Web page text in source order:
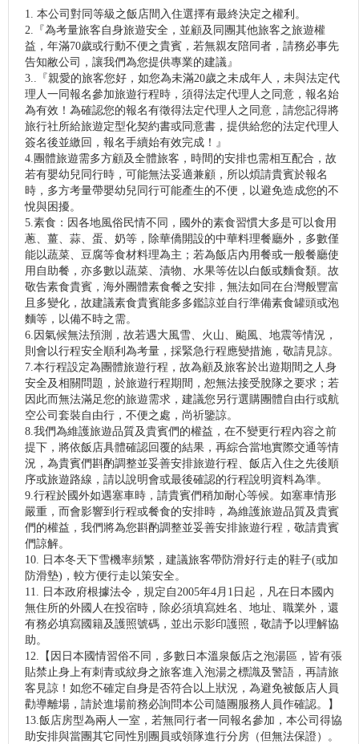
1. 本公司對同等級之飯店間入住選擇有最終決定之權利。
2.『為考量旅客自身旅遊安全，並顧及同團其他旅客之旅遊權
益，年滿70歲或行動不便之貴賓，若無親友陪同者，請務必事先
告知敝公司，讓我們為您提供專業的建議』
3..『親愛的旅客您好，如您為未滿20歲之未成年人，未與法定代
理人一同報名參加旅遊行程時，須得法定代理人之同意，報名始
為有效！為確認您的報名有徵得法定代理人之同意，請您記得將
旅行社所給旅遊定型化契約書或同意書，提供給您的法定代理人
簽名後並繳回，報名手續始有效完成！』
4.團體旅遊需多方顧及全體旅客，時間的安排也需相互配合，故
若有嬰幼兒同行時，可能無法妥適兼顧，所以煩請貴賓於報名
時，多方考量帶嬰幼兒同行可能產生的不便，以避免造成您的不
悅與困擾。
5.素食：因各地風俗民情不同，國外的素食習慣大多是可以食用
蔥、薑、蒜、蛋、奶等，除華僑開設的中華料理餐廳外，多數僅
能以蔬菜、豆腐等食材料理為主；若為飯店內用餐或一般餐廳使
用自助餐，亦多數以蔬菜、漬物、水果等佐以白飯或麵食類。故
敬告素食貴賓，海外團體素食餐之安排，無法如同在台灣般豐富
且多變化，故建議素食貴賓能多多鑑諒並自行準備素食罐頭或泡
麵等，以備不時之需。
6.因氣候無法預測，故若遇大風雪、火山、颱風、地震等情況，
則會以行程安全順利為考量，採緊急行程應變措施，敬請見諒。
7.本行程設定為團體旅遊行程，故為顧及旅客於出遊期間之人身
安全及相關問題，於旅遊行程期間，恕無法接受脫隊之要求；若
因此而無法滿足您的旅遊需求，建議您另行選購團體自由行或航
空公司套裝自由行，不便之處，尚祈鑒諒。
8.我們為維護旅遊品質及貴賓們的權益，在不變更行程內容之前
提下，將依飯店具體確認回覆的結果，再綜合當地實際交通等情
況，為貴賓們斟酌調整並妥善安排旅遊行程、飯店入住之先後順
序或旅遊路線，請以說明會或最後確認的行程說明資料為準。
9.行程於國外如遇塞車時，請貴賓們稍加耐心等候。如塞車情形
嚴重，而會影響到行程或餐食的安排時，為維護旅遊品質及貴賓
們的權益，我們將為您斟酌調整並妥善安排旅遊行程，敬請貴賓
們諒解。
10. 日本冬天下雪機率頻繁，建議旅客帶防滑好行走的鞋子(或加
防滑墊)，較方便行走以策安全。
11. 日本政府根據法令，規定自2005年4月1日起，凡在日本國內
無住所的外國人在投宿時，除必須填寫姓名、地址、職業外，還
有務必填寫國籍及護照號碼，並出示影印護照，敬請予以理解協
助。
12.【因日本國情習俗不同，多數日本溫泉飯店之泡湯區，皆有張
貼禁止身上有刺青或紋身之旅客進入泡湯之標識及警語，再請旅
客見諒！如您不確定自身是否符合以上狀況，為避免被飯店人員
勸導離場，請於進場前務必詢問本公司隨團服務人員作確認。】
13.飯店房型為兩人一室，若無同行者一同報名參加，本公司得協
助安排與當團其它同性別團員或領隊進行分房（但無法保證）。